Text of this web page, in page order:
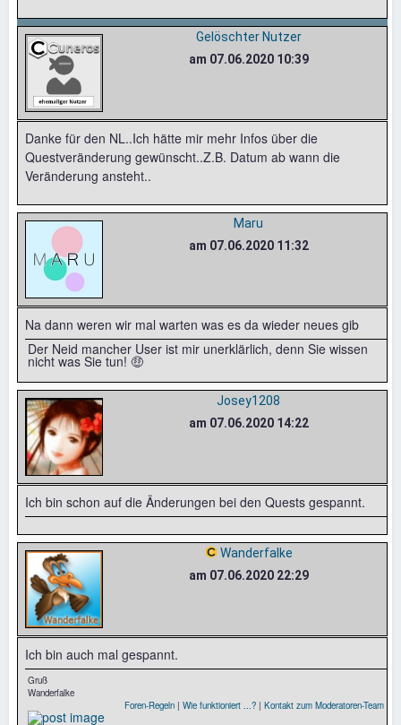
Gelöschter Nutzer
am 07.06.2020 10:39
Danke für den NL..Ich hätte mir mehr Infos über die
Questveränderung gewünscht..Z.B. Datum ab wann die
Veränderung ansteht..
Maru
am 07.06.2020 11:32
Na dann weren wir mal warten was es da wieder neues gib
Der Neid mancher User ist mir unerklärlich, denn Sie wissen
nicht was Sie tun! 🤑
Josey1208
am 07.06.2020 14:22
Ich bin schon auf die Änderungen bei den Quests gespannt.
Wanderfalke
am 07.06.2020 22:29
Ich bin auch mal gespannt.
Gruß
Wanderfalke
Foren-Regeln | Wie funktioniert ...? | Kontakt zum Moderatoren-Team